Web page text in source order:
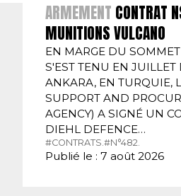
ARMEMENT CONTRAT
MUNITIONS VULCANO
EN MARGE DU
S'EST TENU EN JUILLET
ANKARA, EN TURQUIE,
SUPPORT AND
AGENCY) A SIGNÉ UN
DIEHL DEFENCE…
#CONTRATS. #N°482.
Publié le : 7 août 2026